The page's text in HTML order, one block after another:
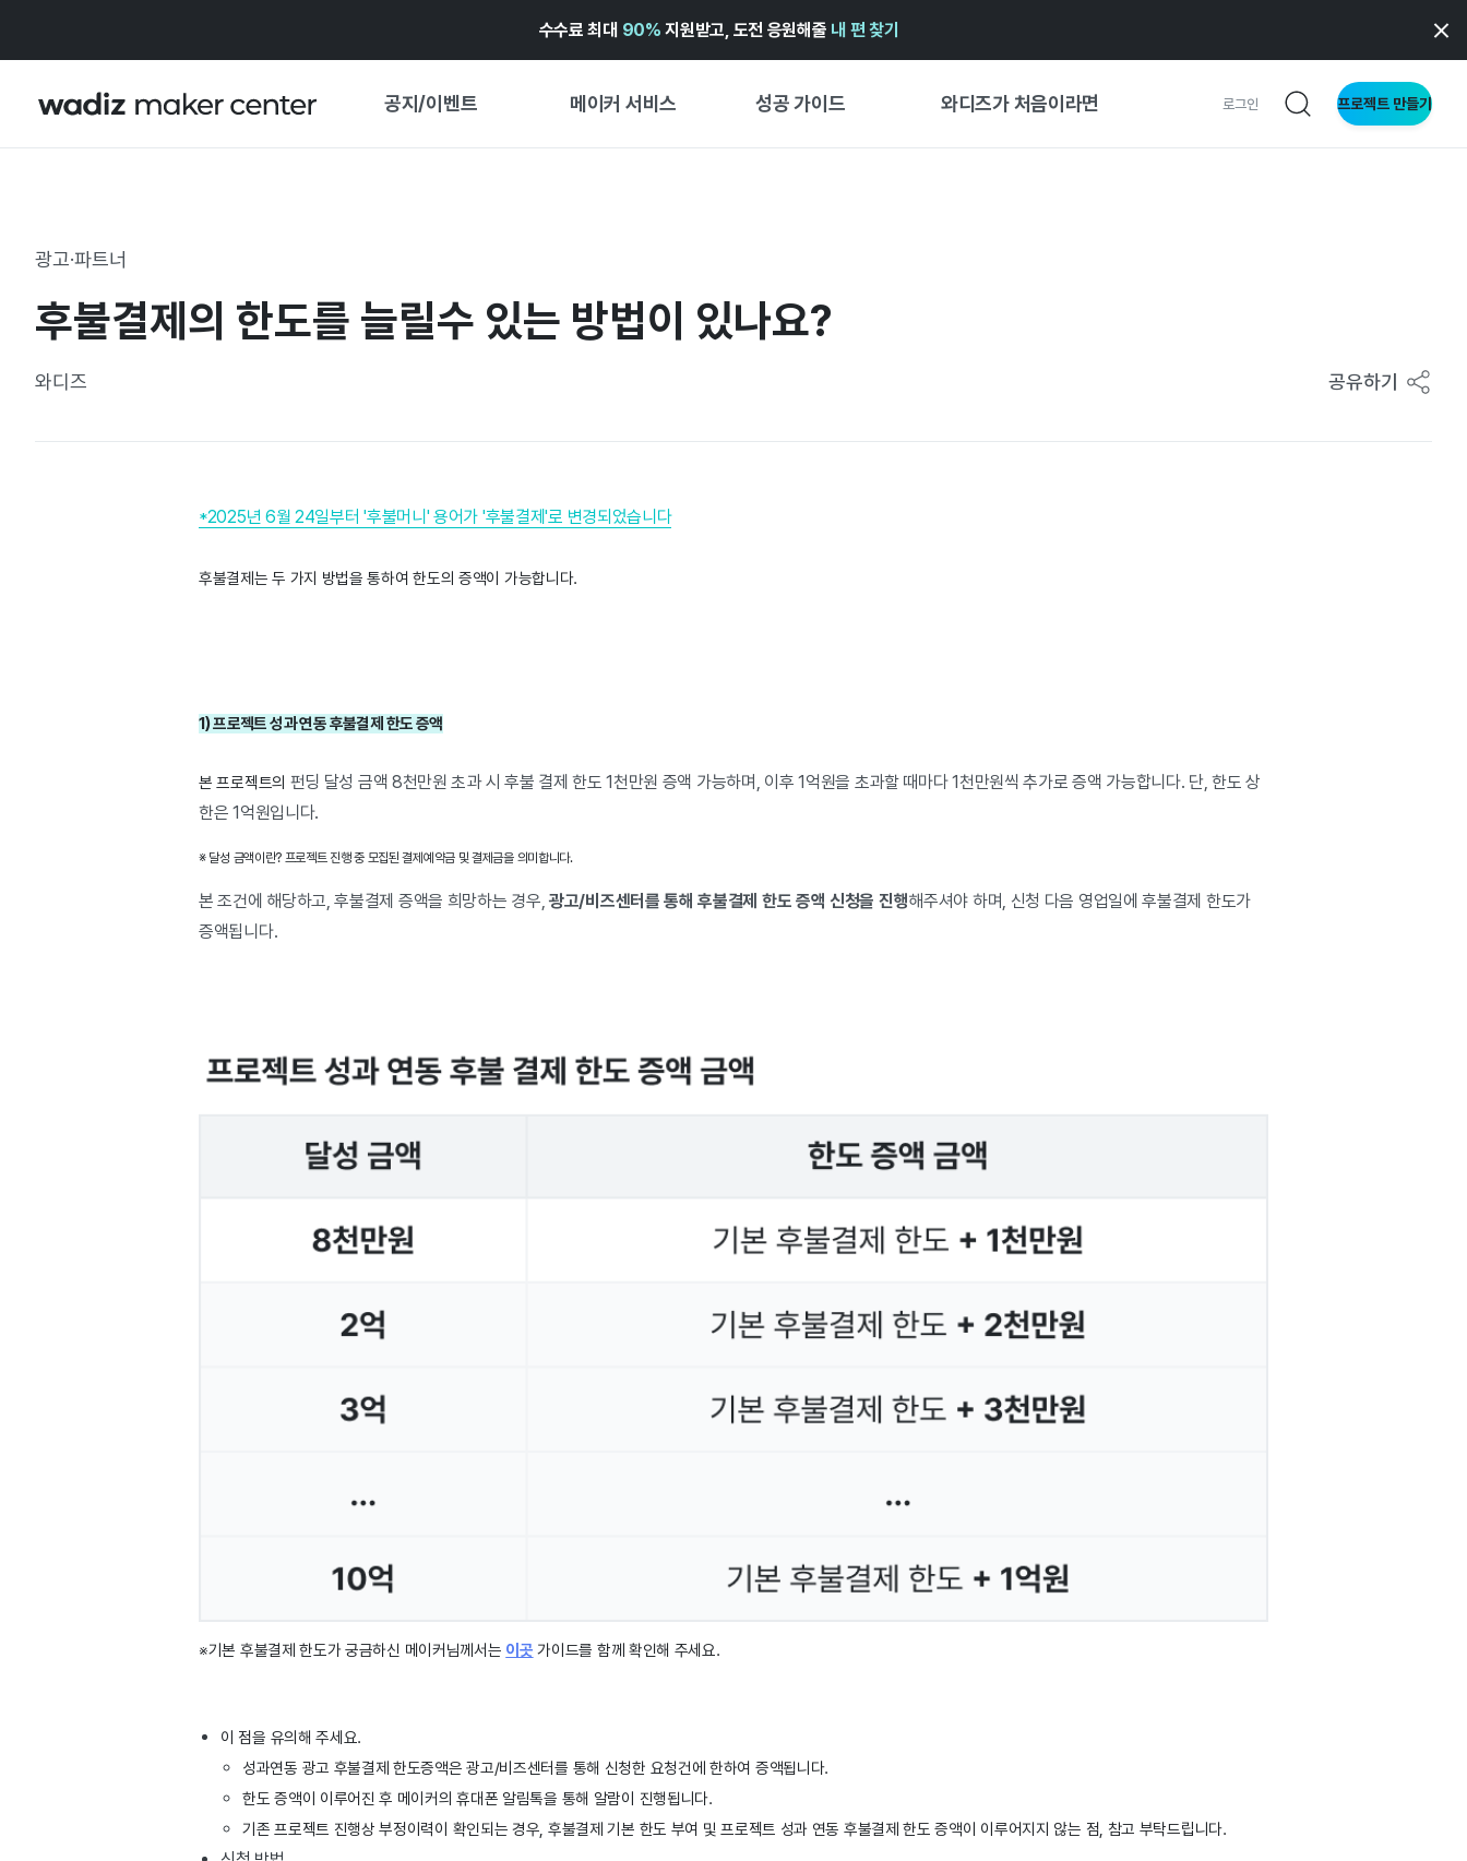
수수료 최대 90% 지원받고, 도전 응원해줄 내 편 찾기
공지/이벤트 메이커 서비스 성공 가이드 와디즈가 처음이라면 로그인 프로젝트 만들기
기획전 캘린더
와디즈 어워즈 ↗︎
성공 스토리
광고·파트너
후불결제의 한도를 늘릴수 있는 방법이 있나요?
와디즈 공유하기
*2025년 6월 24일부터 '후불머니' 용어가 '후불결제'로 변경되었습니다
후불결제는 두 가지 방법을 통하여 한도의 증액이 가능합니다.
1) 프로젝트 성과 연동 후불결제 한도 증액
본 프로젝트의 펀딩 달성 금액 8천만원 초과 시 후불 결제 한도 1천만원 증액 가능하며, 이후 1억원을 초과할 때마다 1천만원씩 추가로 증액 가능합니다. 단, 한도 상
한은 1억원입니다.
※ 달성 금액이란? 프로젝트 진행 중 모집된 결제예약금 및 결제금을 의미합니다.
본 조건에 해당하고, 후불결제 증액을 희망하는 경우, 광고/비즈센터를 통해 후불결제 한도 증액 신청을 진행해주셔야 하며, 신청 다음 영업일에 후불결제 한도가
증액됩니다.
※기본 후불결제 한도가 궁금하신 메이커님께서는 이곳 가이드를 함께 확인해 주세요.
이 점을 유의해 주세요.
성과연동 광고 후불결제 한도증액은 광고/비즈센터를 통해 신청한 요청건에 한하여 증액됩니다.
한도 증액이 이루어진 후 메이커의 휴대폰 알림톡을 통해 알람이 진행됩니다.
기존 프로젝트 진행상 부정이력이 확인되는 경우, 후불결제 기본 한도 부여 및 프로젝트 성과 연동 후불결제 한도 증액이 이루어지지 않는 점, 참고 부탁드립니다.